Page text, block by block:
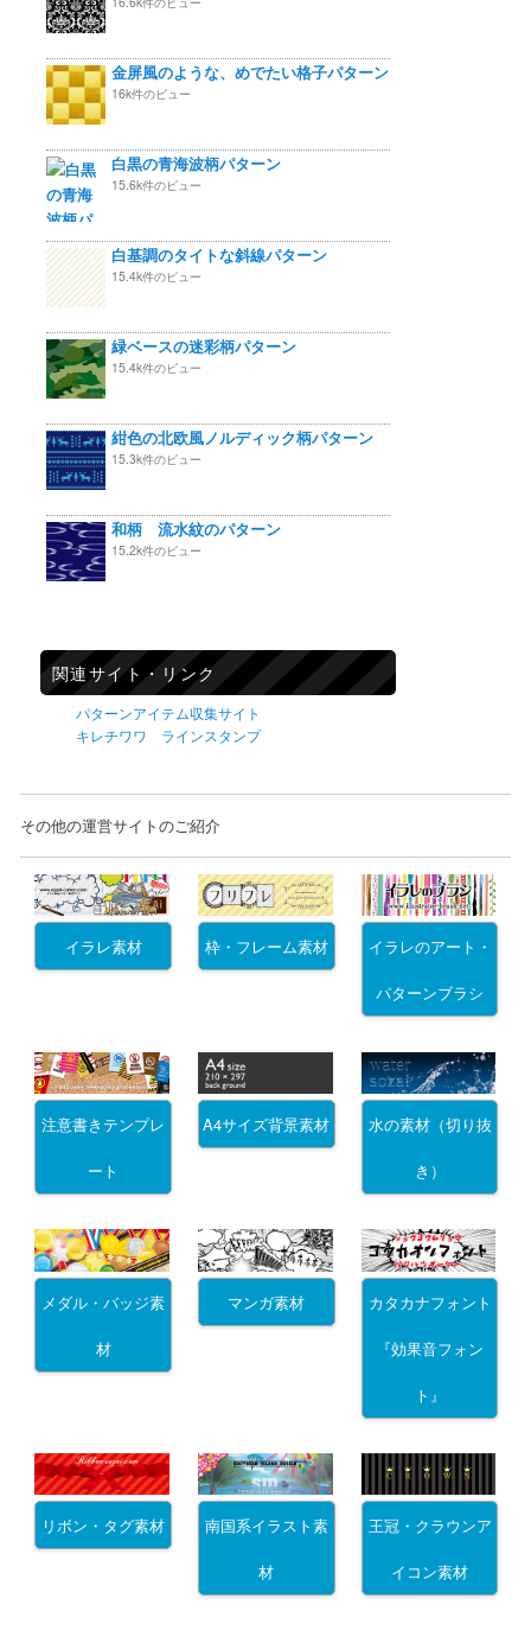
金屏風のような、めでたい格子パターン
16k件のビュー
白黒の青海波柄パターン
15.6k件のビュー
白基調のタイトな斜線パターン
15.4k件のビュー
緑ベースの迷彩柄パターン
15.4k件のビュー
紺色の北欧風ノルディック柄パターン
15.3k件のビュー
和柄 流水紋のパターン
15.2k件のビュー
関連サイト・リンク
パターンアイテム収集サイト
キレチワワ ラインスタンプ
その他の運営サイトのご紹介
イラレ素材 枠・フレーム素材 イラレのアート・
パターンブラシ
注意書きテンプレ
ート
A4サイズ背景素材 水の素材（切り抜
き）
メダル・バッジ素
材
マンガ素材 カタカナフォント
『効果音フォン
ト』
リボン・タグ素材 南国系イラスト素
材
王冠・クラウンア
イコン素材